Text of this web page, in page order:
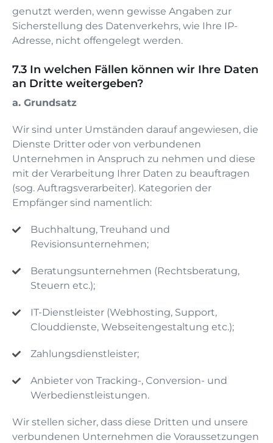
genutzt werden, wenn gewisse Angaben zur
Sicherstellung des Datenverkehrs, wie Ihre IP-
Adresse, nicht offengelegt werden.
In welchen Fällen können wir Ihre Daten
an Dritte weitergeben?
a. Grundsatz
Wir sind unter Umständen darauf angewiesen, die
Dienste Dritter oder von verbundenen
Unternehmen in Anspruch zu nehmen und diese
mit der Verarbeitung Ihrer Daten zu beauftragen
(sog. Auftragsverarbeiter). Kategorien der
Empfänger sind namentlich:
Buchhaltung, Treuhand und
Revisionsunternehmen;
Beratungsunternehmen (Rechtsberatung,
Steuern etc.);
IT-Dienstleister (Webhosting, Support,
Clouddienste, Webseitengestaltung etc.);
Zahlungsdienstleister;
Anbieter von Tracking-, Conversion- und
Werbedienstleistungen.
Wir stellen sicher, dass diese Dritten und unsere
verbundenen Unternehmen die Voraussetzungen